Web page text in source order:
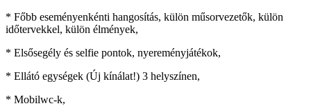
* Főbb eseményenkénti hangosítás, külön műsorvezetők, külön
időtervekkel, külön élmények,
* Elsősegély és selfie pontok, nyereményjátékok,
* Ellátó egységek (Új kínálat!) 3 helyszínen,
* Mobilwc-k,